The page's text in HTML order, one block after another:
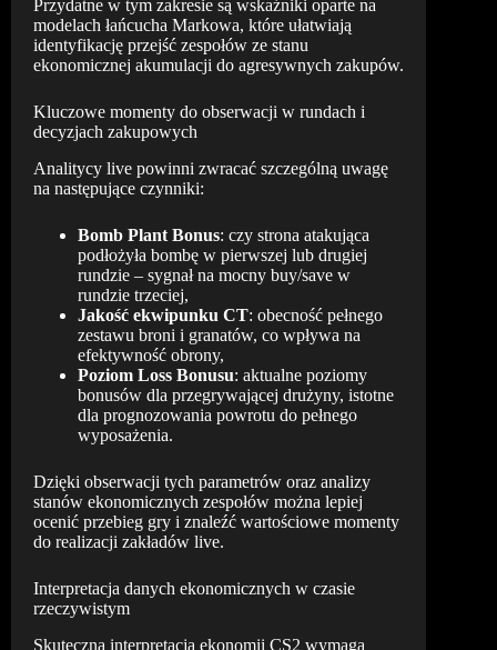
Przydatne w tym zakresie są wskaźniki oparte na
modelach łańcucha Markowa, które ułatwiają
identyfikację przejść zespołów ze stanu
ekonomicznej akumulacji do agresywnych zakupów.
Kluczowe momenty do obserwacji w rundach i
decyzjach zakupowych
Analitycy live powinni zwracać szczególną uwagę
na następujące czynniki:
Bomb Plant Bonus: czy strona atakująca
podłożyła bombę w pierwszej lub drugiej
rundzie – sygnał na mocny buy/save w
rundzie trzeciej,
Jakość ekwipunku CT: obecność pełnego
zestawu broni i granatów, co wpływa na
efektywność obrony,
Poziom Loss Bonusu: aktualne poziomy
bonusów dla przegrywającej drużyny, istotne
dla prognozowania powrotu do pełnego
wyposażenia.
Dzięki obserwacji tych parametrów oraz analizy
stanów ekonomicznych zespołów można lepiej
ocenić przebieg gry i znaleźć wartościowe momenty
do realizacji zakładów live.
Interpretacja danych ekonomicznych w czasie
rzeczywistym
Skuteczna interpretacja ekonomii CS2 wymaga